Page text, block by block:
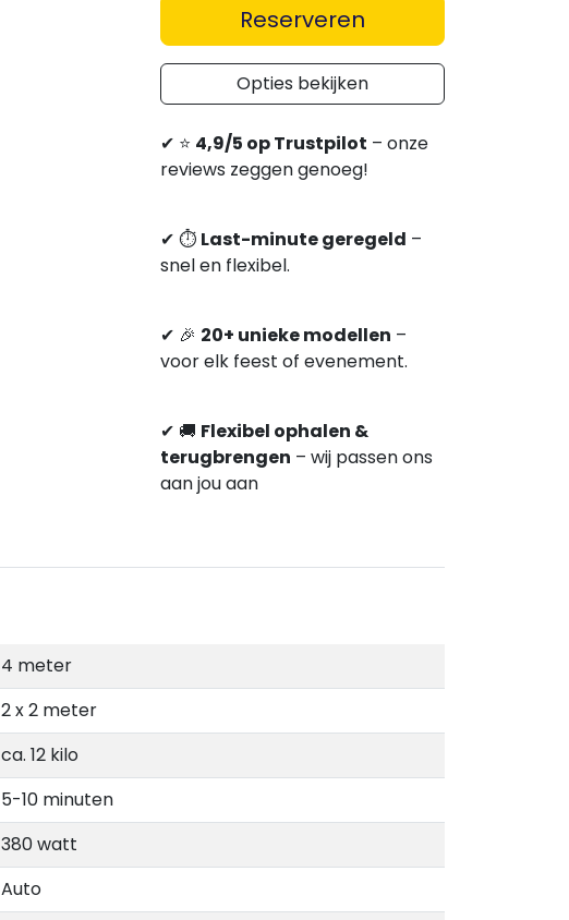
Reserveren
Opties bekijken
✔ ⭐ 4,9/5 op Trustpilot – onze
reviews zeggen genoeg!
✔ ⏱ Last-minute geregeld –
snel en flexibel.
✔ 🎉 20+ unieke modellen –
voor elk feest of evenement.
✔ 🚚 Flexibel ophalen &
terugbrengen – wij passen ons
aan jou aan
4 meter
2 x 2 meter
ca. 12 kilo
5-10 minuten
380 watt
Auto